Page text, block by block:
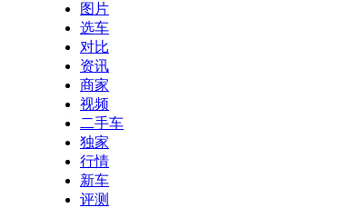
图片
选车
对比
资讯
商家
视频
二手车
独家
行情
新车
评测